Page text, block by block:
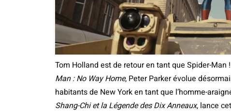
Tom Holland est de retour en tant que Spider-
Man : No Way Home, Peter Parker évolue
habitants de New York en tant que l’homme-
Shang-Chi et la Légende des Dix Anneaux, lance